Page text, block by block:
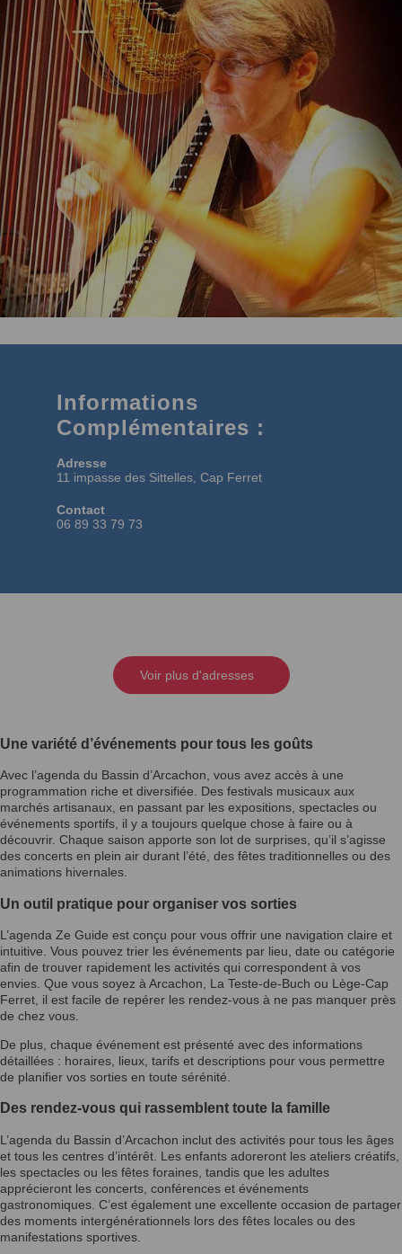
Informations
Complémentaires :
Adresse
11 impasse des Sittelles, Cap Ferret
Contact
06 89 33 79 73
Voir plus d'adresses
Une variété d’événements pour tous les goûts
Avec l’agenda du Bassin d’Arcachon, vous avez accès à une
programmation riche et diversifiée. Des festivals musicaux aux
marchés artisanaux, en passant par les expositions, spectacles ou
événements sportifs, il y a toujours quelque chose à faire ou à
découvrir. Chaque saison apporte son lot de surprises, qu’il s’agisse
des concerts en plein air durant l’été, des fêtes traditionnelles ou des
animations hivernales.
Un outil pratique pour organiser vos sorties
L’agenda Ze Guide est conçu pour vous offrir une navigation claire et
intuitive. Vous pouvez trier les événements par lieu, date ou catégorie
afin de trouver rapidement les activités qui correspondent à vos
envies. Que vous soyez à Arcachon, La Teste-de-Buch ou Lège-Cap
Ferret, il est facile de repérer les rendez-vous à ne pas manquer près
de chez vous.
De plus, chaque événement est présenté avec des informations
détaillées : horaires, lieux, tarifs et descriptions pour vous permettre
de planifier vos sorties en toute sérénité.
Des rendez-vous qui rassemblent toute la famille
L’agenda du Bassin d’Arcachon inclut des activités pour tous les âges
et tous les centres d’intérêt. Les enfants adoreront les ateliers créatifs,
les spectacles ou les fêtes foraines, tandis que les adultes
apprécieront les concerts, conférences et événements
gastronomiques. C’est également une excellente occasion de partager
des moments intergénérationnels lors des fêtes locales ou des
manifestations sportives.